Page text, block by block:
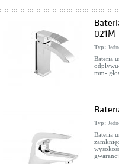
021M
Typ:
Bateria
mm-
Typ:
Bateria